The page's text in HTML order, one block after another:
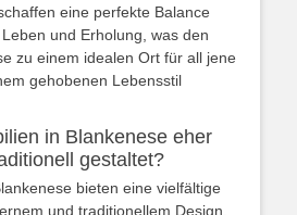
eine perfekte Balance
und Erholung, was den
zu einem idealen Ort für all jene
gehobenen Lebensstil
in Blankenese eher
gestaltet?
bieten eine vielfältige
und traditionellem Design.